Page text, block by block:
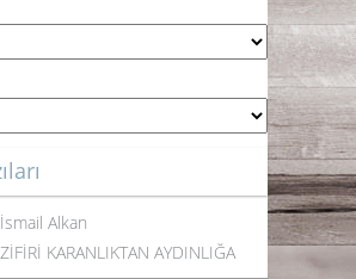
İsmail Alkan
ZİFİRİ KARANLIKTAN AYDINLIĞA